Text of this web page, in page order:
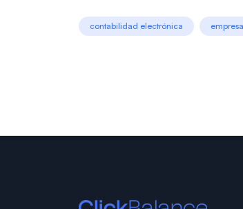
contabilidad electrónica